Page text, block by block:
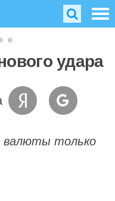
удара
валюты только